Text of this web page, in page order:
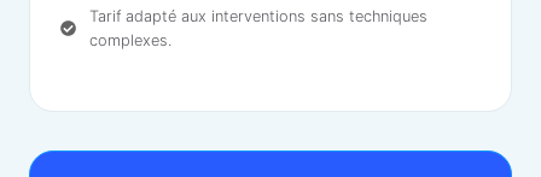
Tarif adapté aux interventions sans techniques
complexes.